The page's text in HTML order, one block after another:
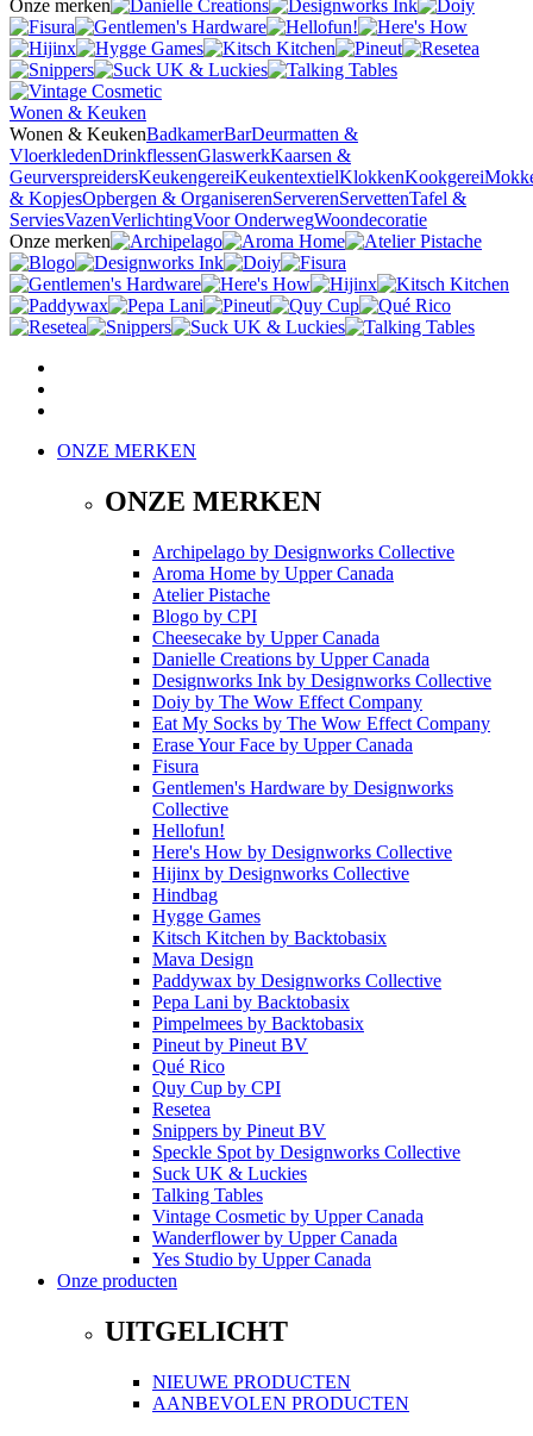
Onze merken
Wonen & Keuken
Wonen & KeukenBadkamerBarDeurmatten &
VloerkledenDrinkflessenGlaswerkKaarsen &
GeurverspreidersKeukengereiKeukentextielKlokkenKookgerei
& KopjesOpbergen & OrganiserenServerenServettenTafel &
ServiesVazenVerlichtingVoor OnderwegWoondecoratie
Onze merken
ONZE MERKEN
ONZE MERKEN
Archipelago by Designworks Collective
Aroma Home by Upper Canada
Atelier Pistache
Blogo by CPI
Cheesecake by Upper Canada
Danielle Creations by Upper Canada
Designworks Ink by Designworks Collective
Doiy by The Wow Effect Company
Eat My Socks by The Wow Effect Company
Erase Your Face by Upper Canada
Fisura
Gentlemen's Hardware by Designworks
Collective
Hellofun!
Here's How by Designworks Collective
Hijinx by Designworks Collective
Hindbag
Hygge Games
Kitsch Kitchen by Backtobasix
Mava Design
Paddywax by Designworks Collective
Pepa Lani by Backtobasix
Pimpelmees by Backtobasix
Pineut by Pineut BV
Qué Rico
Quy Cup by CPI
Resetea
Snippers by Pineut BV
Speckle Spot by Designworks Collective
Suck UK & Luckies
Talking Tables
Vintage Cosmetic by Upper Canada
Wanderflowerby Upper Canada
Yes Studio by Upper Canada
Onze producten
UITGELICHT
NIEUWE PRODUCTEN
AANBEVOLEN PRODUCTEN